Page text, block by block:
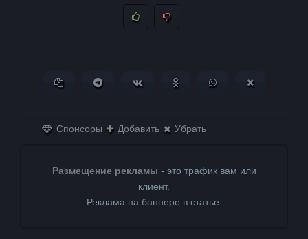
Копировать ссылкуПоделиться в Telegram
Поделиться ВКонтактеПоделиться в
Поделиться в
Спонсоры Добавить Убрать
Размещение рекламы - это трафик вам или
клиент.
Реклама на баннере в статье.